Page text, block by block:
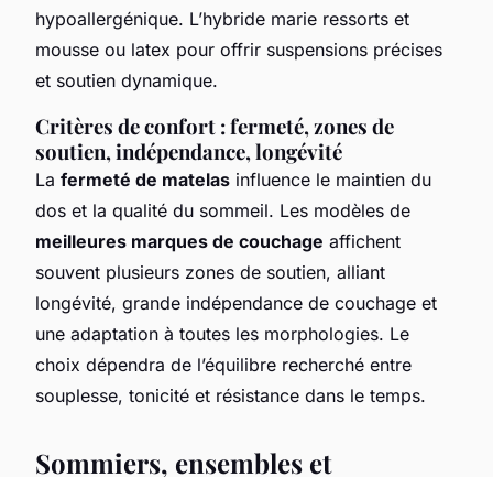
hypoallergénique. L’hybride marie ressorts et
mousse ou latex pour offrir suspensions précises
et soutien dynamique.
Critères de confort : fermeté, zones de
soutien, indépendance, longévité
La fermeté de matelas influence le maintien du
dos et la qualité du sommeil. Les modèles de
meilleures marques de couchage affichent
souvent plusieurs zones de soutien, alliant
longévité, grande indépendance de couchage et
une adaptation à toutes les morphologies. Le
choix dépendra de l’équilibre recherché entre
souplesse, tonicité et résistance dans le temps.
Sommiers, ensembles et